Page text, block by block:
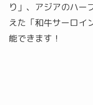
り」、アジアのハー
えた「和牛サーロイ
能できます！